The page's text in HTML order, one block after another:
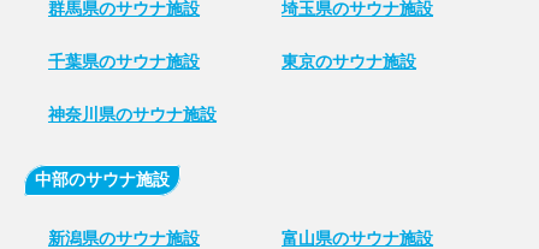
群馬県のサウナ施設 埼玉県のサウナ施設
千葉県のサウナ施設 東京のサウナ施設
神奈川県のサウナ施設
中部のサウナ施設
新潟県のサウナ施設 富山県のサウナ施設